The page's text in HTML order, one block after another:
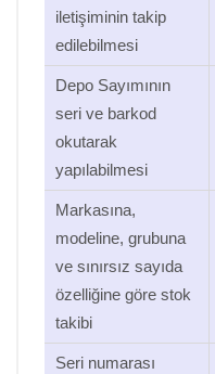
iletişiminin takip
edilebilmesi
Depo Sayımının
seri ve barkod
okutarak
yapılabilmesi
Markasına,
modeline, grubuna
ve sınırsız sayıda
özelliğine göre stok
takibi
Seri numarası